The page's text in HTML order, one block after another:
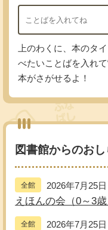
上のわくに、本のタ
べたいことばを入れ
本がさがせるよ！
図書館からのお
全館 2026年7月25日
えほんの会（0～3歳
全館 2026年7月25日